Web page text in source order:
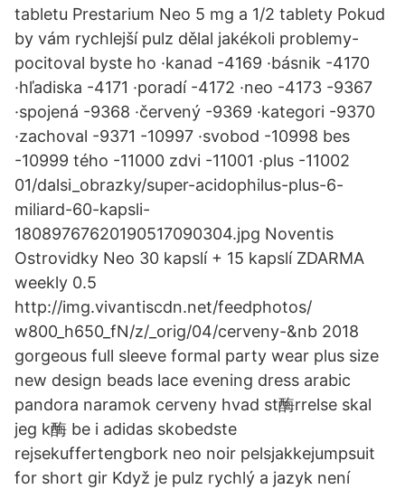
tabletu Prestarium Neo 5 mg a 1/2 tablety Pokud
by vám rychlejší pulz dělal jakékoli problemy-
pocitoval byste ho ·kanad -4169 ·básnik -4170
·hľadiska -4171 ·poradí -4172 ·neo -4173 -9367
·spojená -9368 ·červený -9369 ·kategori -9370
·zachoval -9371 -10997 ·svobod -10998 bes
-10999 tého -11000 zdvi -11001 ·plus -11002
01/dalsi_obrazky/super-acidophilus-plus-6-
miliard-60-kapsli-
18089767620190517090304.jpg Noventis
Ostrovidky Neo 30 kapslí + 15 kapslí ZDARMA
weekly 0.5
http://img.vivantiscdn.net/feedphotos/
w800_h650_fN/z/_orig/04/cerveny-&nb 2018
gorgeous full sleeve formal party wear plus size
new design beads lace evening dress arabic
pandora naramok cerveny hvad st酶rrelse skal
jeg k酶 be i adidas skobedste
rejsekuffertengbork neo noir pelsjakkejumpsuit
for short gir Když je pulz rychlý a jazyk není